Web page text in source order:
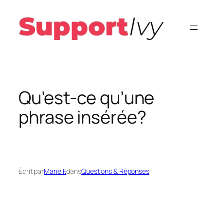
contenu
Qu’est-ce qu’une
phrase insérée?
Écrit parMarie F.dansQuestions & Réponses